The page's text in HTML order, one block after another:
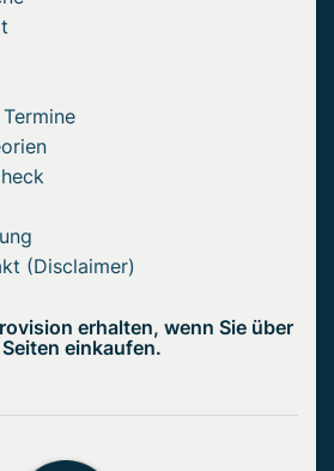
(Disclaimer)
erhalten, wenn Sie über
einkaufen.